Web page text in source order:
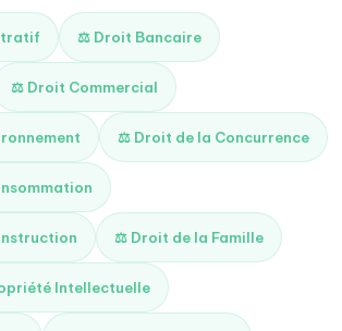
⚖️ Droit Bancaire
⚖️ Droit Commercial
⚖️ Droit de la Concurrence
⚖️ Droit de la Famille
Intellectuelle